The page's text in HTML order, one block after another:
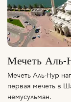
Мечеть Аль-
Мечеть Аль-Нур
первая мечеть в
немусульман.